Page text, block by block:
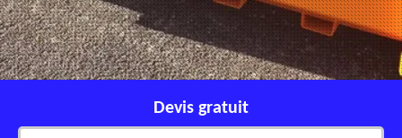
Devis gratuit